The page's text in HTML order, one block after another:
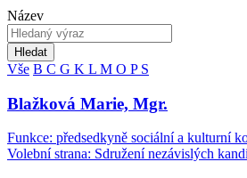
Název
Hledat
Vše B C G K L M O P S
Blažková Marie, Mgr.
Funkce: předsedkyně sociální a kulturní
Volební strana: Sdružení nezávislých